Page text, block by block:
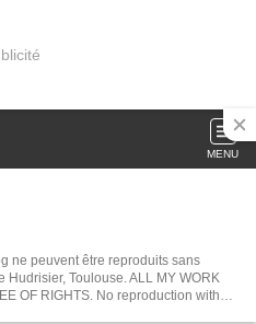
MENU
ne peuvent être reproduits sans
Hudrisier, Toulouse. ALL MY WORK
OF RIGHTS. No reproduction without